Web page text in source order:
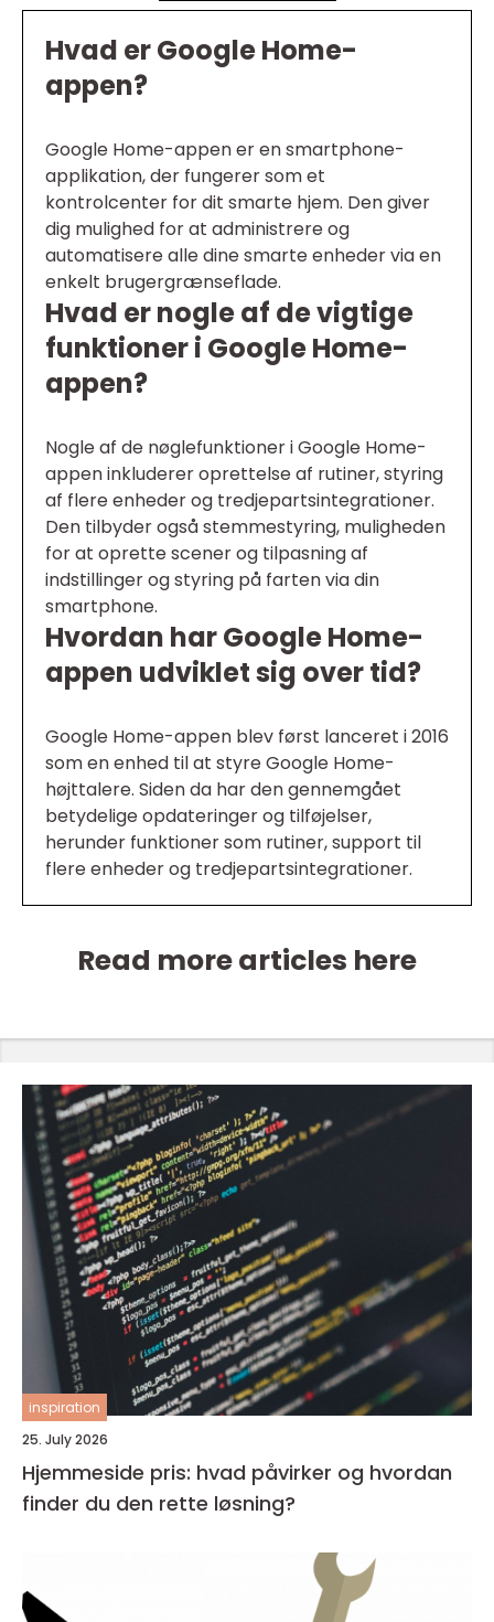
Hvad er Google Home-
appen?
Google Home-appen er en smartphone-
applikation, der fungerer som et
kontrolcenter for dit smarte hjem. Den giver
dig mulighed for at administrere og
automatisere alle dine smarte enheder via en
enkelt brugergrænseflade.
Hvad er nogle af de vigtige
funktioner i Google Home-
appen?
Nogle af de nøglefunktioner i Google Home-
appen inkluderer oprettelse af rutiner, styring
af flere enheder og tredjepartsintegrationer.
Den tilbyder også stemmestyring, muligheden
for at oprette scener og tilpasning af
indstillinger og styring på farten via din
smartphone.
Hvordan har Google Home-
appen udviklet sig over tid?
Google Home-appen blev først lanceret i 2016
som en enhed til at styre Google Home-
højttalere. Siden da har den gennemgået
betydelige opdateringer og tilføjelser,
herunder funktioner som rutiner, support til
flere enheder og tredjepartsintegrationer.
Read more articles here
inspiration
25. July 2026
Hjemmeside pris: hvad påvirker og hvordan
finder du den rette løsning?